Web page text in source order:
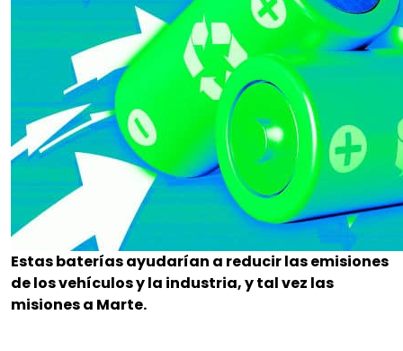
Estas baterías ayudarían a reducir las emisiones
de los vehículos y la industria, y tal vez las
misiones a Marte.